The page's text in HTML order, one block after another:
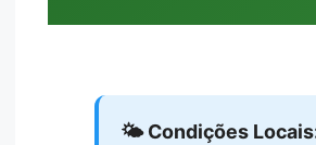
🌤️ Condições